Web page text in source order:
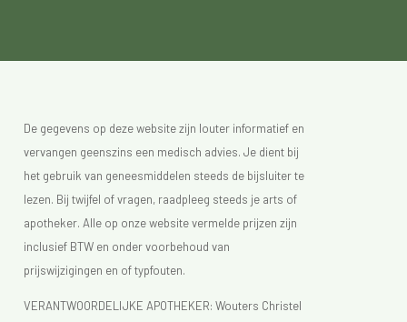
De gegevens op deze website zijn louter informatief en
vervangen geenszins een medisch advies. Je dient bij
het gebruik van geneesmiddelen steeds de bijsluiter te
lezen. Bij twijfel of vragen, raadpleeg steeds je arts of
apotheker. Alle op onze website vermelde prijzen zijn
inclusief BTW en onder voorbehoud van
prijswijzigingen en of typfouten.
VERANTWOORDELIJKE APOTHEKER: Wouters Christel